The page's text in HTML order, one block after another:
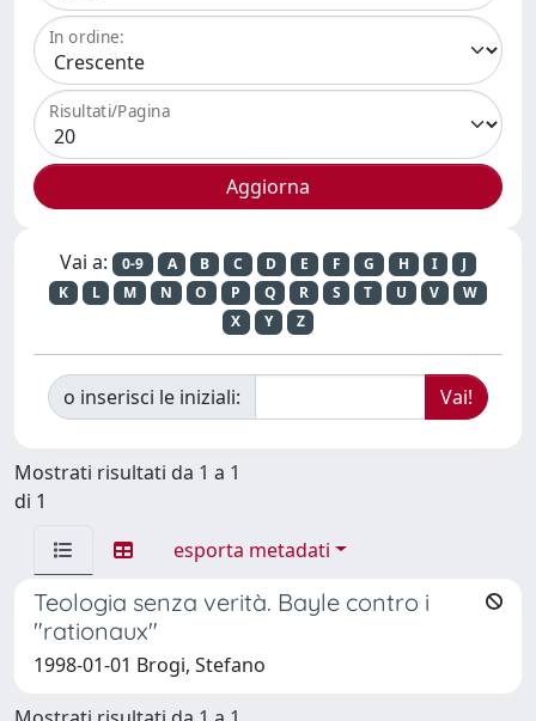
In ordine:
Risultati/Pagina
Vai a: 0-9 A B C D E F G H I
J
K
L M N O P Q R S T U V
W
X
Y Z
o inserisci le iniziali:
Mostrati risultati da 1 a 1
di 1
esporta metadati
Teologia senza verità. Bayle contro i
"rationaux"
1998-01-01 Brogi, Stefano